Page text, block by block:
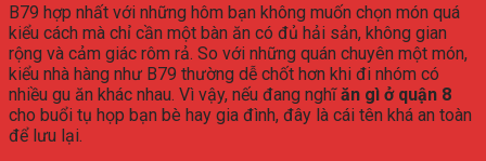
B79 hợp nhất với những hôm bạn không muốn chọn món quá
kiểu cách mà chỉ cần một bàn ăn có đủ hải sản, không gian
rộng và cảm giác rôm rả. So với những quán chuyên một món,
kiểu nhà hàng như B79 thường dễ chốt hơn khi đi nhóm có
nhiều gu ăn khác nhau. Vì vậy, nếu đang nghĩăn gì ở quận 8
cho buổi tụ họp bạn bè hay gia đình, đây là cái tên khá an toàn
để lưu lại.